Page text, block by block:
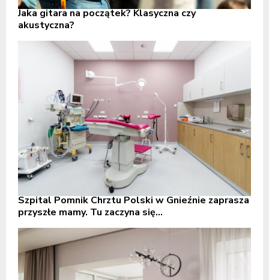
Jaka gitara na początek? Klasyczna czy
akustyczna?
Szpital Pomnik Chrztu Polski w Gnieźnie zaprasza
przyszłe mamy. Tu zaczyna się...